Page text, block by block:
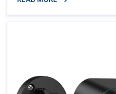
of bedrijf te beveiligen
ongewenste indringers.